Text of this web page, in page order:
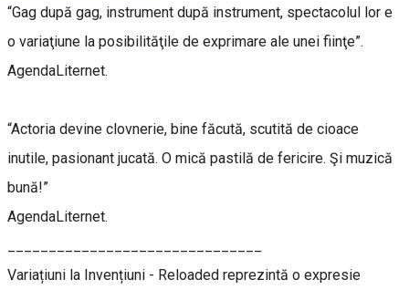
“Gag după gag, instrument după instrument, spectacolul lor e
o variaţiune la posibilităţile de exprimare ale unei fiinţe”.
AgendaLiternet.
“Actoria devine clovnerie, bine făcută, scutită de cioace
inutile, pasionant jucată. O mică pastilă de fericire. Şi muzică
bună!”
AgendaLiternet.
Variațiuni la Invențiuni - Reloaded reprezintă o expresie